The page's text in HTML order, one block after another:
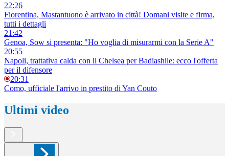
22:26
Fiorentina, Mastantuono è arrivato in città! Domani visite e firma,
tutti i dettagli
21:42
Genoa, Sow si presenta: "Ho voglia di misurarmi con la Serie A"
20:55
Napoli, trattativa calda con il Chelsea per Badiashile: ecco l'offerta
per il difensore
20:31
Como, ufficiale l'arrivo in prestito di Yan Couto
Ultimi video